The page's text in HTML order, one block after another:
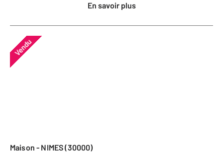
En savoir plus
Vendu
Maison - NIMES (30000)